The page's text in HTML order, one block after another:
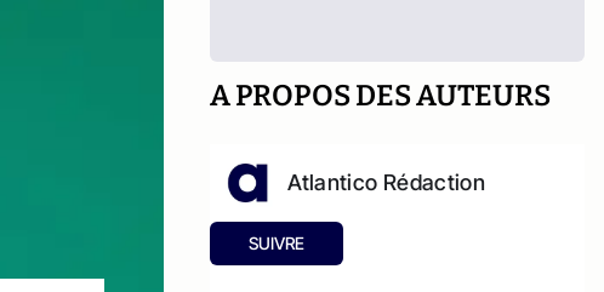
A PROPOS DES AUTEURS
Atlantico Rédaction
SUIVRE